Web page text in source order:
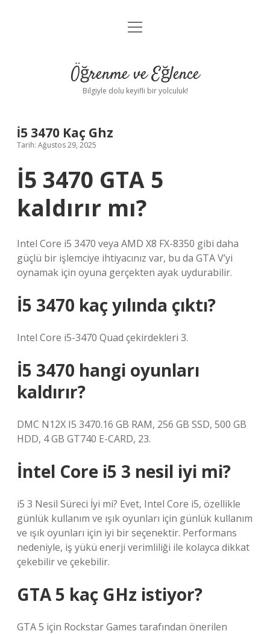
Anasayfa
Yasal Uyarı
menüyü
Öğrenme ve Eğlence
Bilgiyle dolu keyifli bir yolculuk!
İ5 3470 Kaç Ghz
Tarih: Ağustos 29, 2025
İ5 3470 GTA 5
kaldırır mı?
Intel Core i5 3470 veya AMD X8 FX-8350 gibi daha
güçlü bir işlemciye ihtiyacınız var, bu da GTA V’yi
oynamak için oyuna gerçekten ayak uydurabilir.
İ5 3470 kaç yılında çıktı?
Intel Core i5-3470 Quad çekirdekleri 3.
İ5 3470 hangi oyunları
kaldırır?
DMC N12X I5 3470.16 GB RAM, 256 GB SSD, 500 GB
HDD, 4 GB GT740 E-CARD, 23.
İntel Core i5 3 nesil iyi mi?
i5 3 Nesil Süreci İyi mi? Evet, Intel Core i5, özellikle
günlük kullanım ve ışık oyunları için günlük kullanım
ve ışık oyunları için iyi bir seçenektir. Performans
nedeniyle, iş yükü enerji verimliliği ile kolayca dikkat
çekebilir ve çekebilir.
GTA 5 kaç GHz istiyor?
GTA 5 için Rockstar Games tarafından önerilen